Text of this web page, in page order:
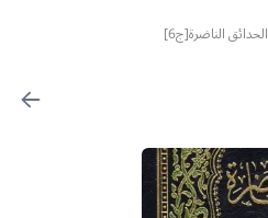
الحدائق الناضرة[ج6]